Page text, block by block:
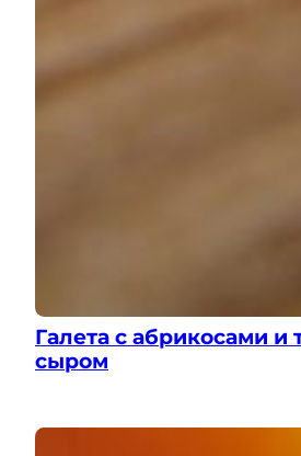
Галета с абрикосами
сыром